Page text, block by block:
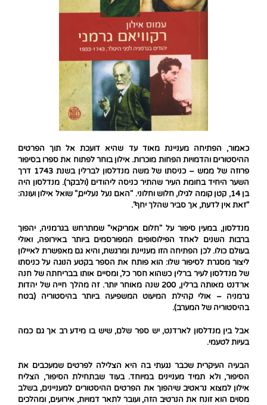
כאמור, הפתיחה מעניינת מאוד עד שהיא דועכת אל תוך הפרטים
ההיסטורים והדמויות הפחות מוכרות. אילון בוחר לפתוח את ספרו בסיפור
פרוזה של ממש – כניסתו של משה מנדלסון לברלין בשנת 1743 דרך
השער היחיד בחומת העיר שהתיר כניסה ליהודים (ולבקר). מנדלסון היה
בן 14, קטן קומה לגילו, חלוש וחלוני. "האם נעל נעליים," שואל אילון ועונה:
"זאת אין לדעת, אך סביר שהלך יחף".
מנדלסון, במעין סיפור על "חלום אמריקאי" שמתרחש בגרמניה, יהפוך
ברבות השנים לאחד הפילוסופים המפורסמים ביותר באירופה, ואולי
בעולם כולו. לכן הפתיחה הזו מעניינת ומרגשת, והיא גם מאפשרת לאיילון
ליצור מסגרת לסיפור שלו: הוא פותח את הספר בקטע הנוגה על כניסתו
של מנדלסון לעיר ברלין כשהוא חסר כל, ומסיים אותו בבריחתה של חנה
ארדנט מאותה ברלין, 200 שנה מאוחר יותר. זה מהלך חייה של יהדות
גרמניה – אולי קהילת המיעוט המשפיעה ביותר בהיסטוריה (בטח
בהיסטוריה של המערב).
אבל בין מנדלסון לארדנט, יש ספר שלם, שיש בו מידע רב אך גם כמה
בעיות לטעמי.
הבעיה העיקרית שכבר נגעתי בה היא הצלילה לפרטים שמעכבים את
הסיפור, ולא תמיד מעניינים במיוחד. בעוד שבתחילת הסיפור, הצליח
אילון למצוא נראטיב שיהפוך את הפרטים ההיסטורים למעניינים, בשלב
מסוים הוא זונח את הנרטיב הזה, ועובר לתאר דמויות, אירועים, ומהלכים